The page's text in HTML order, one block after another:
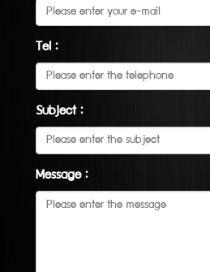
Tel :
Subject :
Message :